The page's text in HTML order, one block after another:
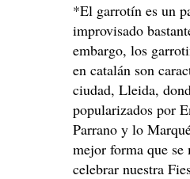
*El garrotín es un
improvisado
embargo, los
en catalán son
ciudad, Lleida,
popularizados por
Parrano y lo
mejor forma que se
celebrar nuestra